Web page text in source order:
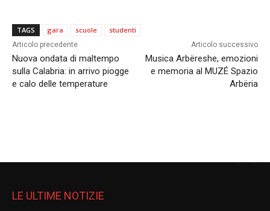
TAGS gara scuole studenti
Articolo precedente
Nuova ondata di maltempo
sulla Calabria: in arrivo piogge
e calo delle temperature
Articolo successivo
Musica Arbëreshe, emozioni
e memoria al MUZÉ Spazio
Arbëria
LE ULTIME NOTIZIE